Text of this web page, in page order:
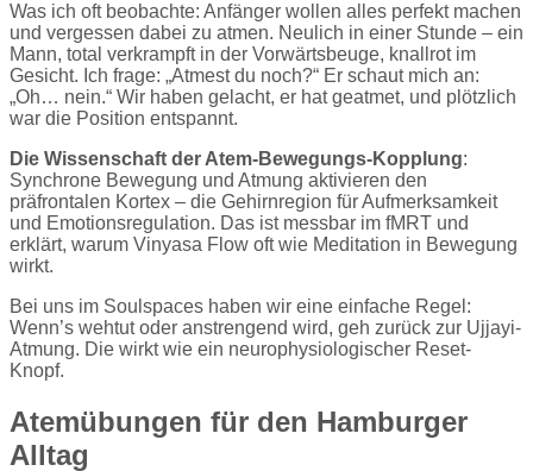
Was ich oft beobachte: Anfänger wollen alles perfekt machen
und vergessen dabei zu atmen. Neulich in einer Stunde – ein
Mann, total verkrampft in der Vorwärtsbeuge, knallrot im
Gesicht. Ich frage: „Atmest du noch?“ Er schaut mich an:
„Oh… nein.“ Wir haben gelacht, er hat geatmet, und plötzlich
war die Position entspannt.
Die Wissenschaft der Atem-Bewegungs-Kopplung:
Synchrone Bewegung und Atmung aktivieren den
präfrontalen Kortex – die Gehirnregion für Aufmerksamkeit
und Emotionsregulation. Das ist messbar im fMRT und
erklärt, warum Vinyasa Flow oft wie Meditation in Bewegung
wirkt.
Bei uns im Soulspaces haben wir eine einfache Regel:
Wenn’s wehtut oder anstrengend wird, geh zurück zur Ujjayi-
Atmung. Die wirkt wie ein neurophysiologischer Reset-
Knopf.
Atemübungen für den Hamburger
Alltag